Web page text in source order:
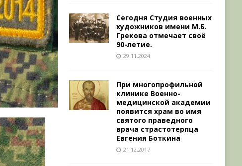
Сегодня Студия военных
художников имени М.Б.
Грекова отмечает своё
90-летие.
29.11.2024
При многопрофильной
клинике Военно-
медицинской академии
появится храм во имя
святого праведного
врача страстотерпца
Евгения Боткина
21.12.2017